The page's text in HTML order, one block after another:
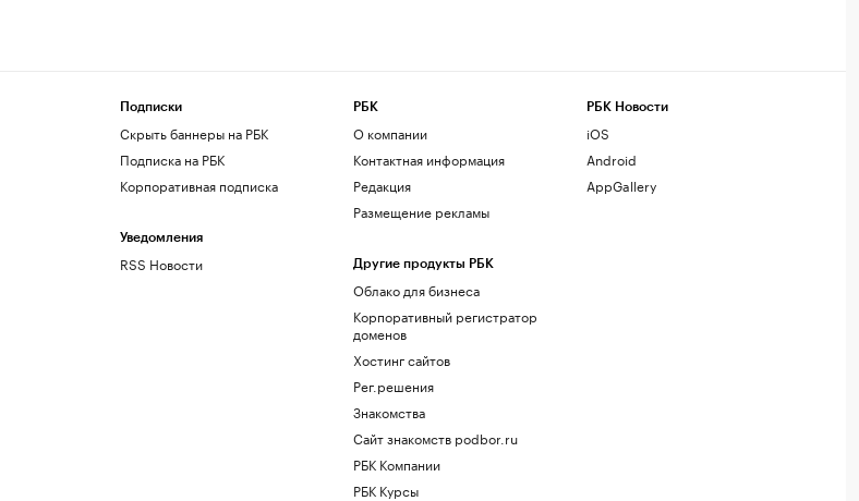
Подписки
Скрыть баннеры на РБК
Подписка на РБК
Корпоративная подписка
Уведомления
RSS Новости
РБК
О компании
Контактная информация
Редакция
Размещение рекламы
Другие продукты РБК
Облако для бизнеса
Корпоративный регистратор
доменов
Хостинг сайтов
Рег.решения
Знакомства
Сайт знакомств podbor.ru
РБК Компании
РБК Курсы
РБК Новости
iOS
Android
AppGallery